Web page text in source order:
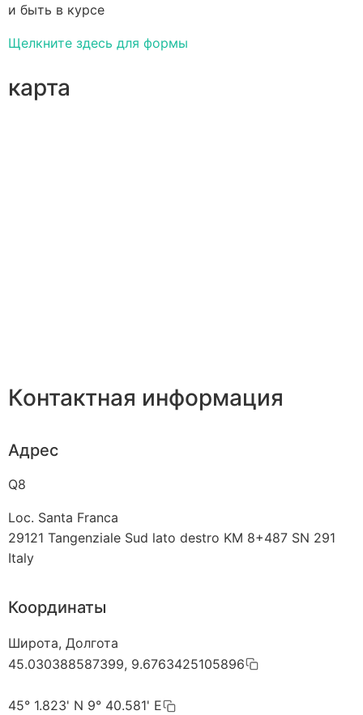
и быть в курсе
Щелкните здесь для формы
карта
Контактная информация
Адрес
Q8
Loc. Santa Franca
29121 Tangenziale Sud lato destro KM 8+487 SN 291
Italy
Координаты
Широта, Долгота
45.030388587399, 9.6763425105896
45° 1.823' N 9° 40.581' E